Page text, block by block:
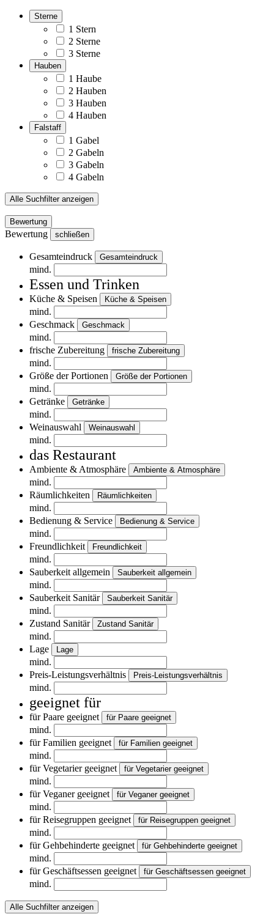
Sterne
1 Stern
2 Sterne
3 Sterne
Hauben
1 Haube
2 Hauben
3 Hauben
4 Hauben
Falstaff
1 Gabel
2 Gabeln
3 Gabeln
4 Gabeln
Alle Suchfilter anzeigen
Bewertung
Bewertung schließen
Gesamteindruck Gesamteindruck
mind.
Essen und Trinken
Küche & Speisen Küche & Speisen
mind.
Geschmack
Geschmack
mind.
frische Zubereitung
frische Zubereitung
mind.
Größe der Portionen
Größe der Portionen
mind.
Getränke
Getränke
mind.
Weinauswahl
Weinauswahl
mind.
das Restaurant
Ambiente & Atmosphäre Ambiente & Atmosphäre
mind.
Räumlichkeiten
Räumlichkeiten
mind.
Bedienung & Service
Bedienung & Service
mind.
Freundlichkeit
Freundlichkeit
mind.
Sauberkeit allgemein
Sauberkeit allgemein
mind.
Sauberkeit Sanitär
Sauberkeit Sanitär
mind.
Zustand Sanitär
Zustand Sanitär
mind.
Lage
Lage
mind.
Preis-Leistungsverhältnis
Preis-Leistungsverhältnis
mind.
geeignet für
für Paare geeignet für Paare geeignet
mind.
für Familien geeignet
für Familien geeignet
mind.
für Vegetarier geeignet
für Vegetarier geeignet
mind.
für Veganer geeignet
für Veganer geeignet
mind.
für Reisegruppen geeignet
für Reisegruppen geeignet
mind.
für Gehbehinderte geeignet
für Gehbehinderte geeignet
mind.
für Geschäftsessen geeignet
für Geschäftsessen geeignet
mind.
Alle Suchfilter anzeigen